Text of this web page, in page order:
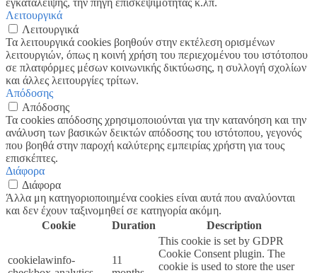
εγκατάλειψης, την πηγή επισκεψιμότητας κ.λπ.
Λειτουργικά
Λειτουργικά
Τα λειτουργικά cookies βοηθούν στην εκτέλεση ορισμένων
λειτουργιών, όπως η κοινή χρήση του περιεχομένου του ιστότοπου
σε πλατφόρμες μέσων κοινωνικής δικτύωσης, η συλλογή σχολίων
και άλλες λειτουργίες τρίτων.
Απόδοσης
Απόδοσης
Τα cookies απόδοσης χρησιμοποιούνται για την κατανόηση και την
ανάλυση των βασικών δεικτών απόδοσης του ιστότοπου, γεγονός
που βοηθά στην παροχή καλύτερης εμπειρίας χρήστη για τους
επισκέπτες.
Διάφορα
Διάφορα
Άλλα μη κατηγοριοποιημένα cookies είναι αυτά που αναλύονται
και δεν έχουν ταξινομηθεί σε κατηγορία ακόμη.
Cookie
Duration Description
cookielawinfo-
11
This cookie is set by GDPR
Cookie Consent plugin. The
cookie is used to store the user